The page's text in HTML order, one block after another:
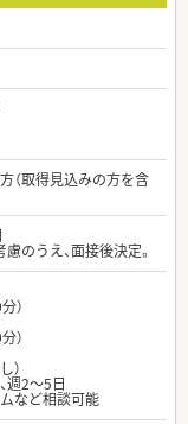
（取得見込みの方を含
のうえ、面接後決定。
）
）
）
週2～5日
など相談可能